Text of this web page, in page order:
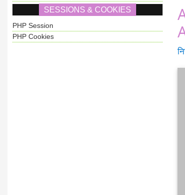
SESSIONS & COOKIES
PHP Session
PHP Cookies